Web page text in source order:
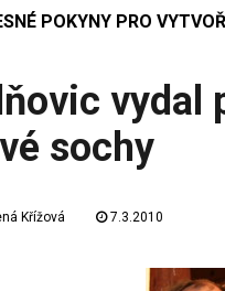
POKYNY PRO
vydal
sochy
Křížová 7.3.2010